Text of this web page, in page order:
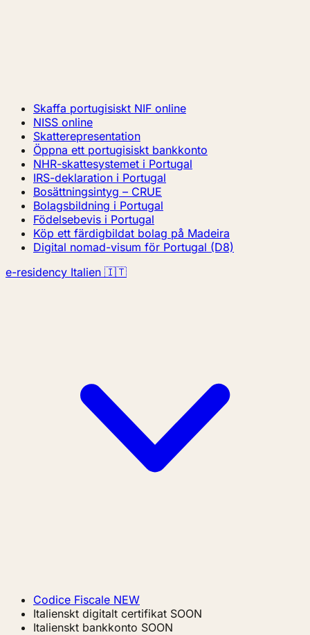
Skaffa portugisiskt NIF online
NISS online
Skatterepresentation
Öppna ett portugisiskt bankkonto
NHR-skattesystemet i Portugal
IRS-deklaration i Portugal
Bosättningsintyg – CRUE
Bolagsbildning i Portugal
Födelsebevis i Portugal
Köp ett färdigbildat bolag på Madeira
Digital nomad-visum för Portugal (D8)
e-residency Italien 🇮🇹
Codice Fiscale NEW
Italienskt digitalt certifikat SOON
Italienskt bankkonto SOON